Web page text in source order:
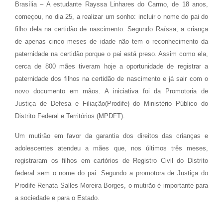
Brasília – A estudante Rayssa Linhares do Carmo, de 18 anos,
começou, no dia 25, a realizar um sonho: incluir o nome do pai do
filho dela na certidão de nascimento. Segundo Raíssa, a criança
de apenas cinco meses de idade não tem o reconhecimento da
paternidade na certidão porque o pai está preso. Assim como ela,
cerca de 800 mães tiveram hoje a oportunidade de registrar a
paternidade dos filhos na certidão de nascimento e já sair com o
novo documento em mãos. A iniciativa foi da Promotoria de
Justiça de Defesa e Filiação(Prodife) do Ministério Público do
Distrito Federal e Territórios (MPDFT).
Um mutirão em favor da garantia dos direitos das crianças e
adolescentes atendeu a mães que, nos últimos três meses,
registraram os filhos em cartórios de Registro Civil do Distrito
federal sem o nome do pai. Segundo a promotora de Justiça do
Prodife Renata Salles Moreira Borges, o mutirão é importante para
a sociedade e para o Estado.